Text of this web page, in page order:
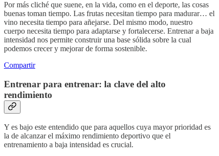
Por más cliché que suene, en la vida, como en el deporte, las cosas
buenas toman tiempo. Las frutas necesitan tiempo para madurar… el
vino necesita tiempo para añejarse. Del mismo modo, nuestro
cuerpo necesita tiempo para adaptarse y fortalecerse. Entrenar a baja
intensidad nos permite construir una base sólida sobre la cual
podemos crecer y mejorar de forma sostenible.
Compartir
Entrenar para entrenar: la clave del alto
rendimiento
Y es bajo este entendido que para aquellos cuya mayor prioridad es
la de alcanzar el máximo rendimiento deportivo que el
entrenamiento a baja intensidad es crucial.